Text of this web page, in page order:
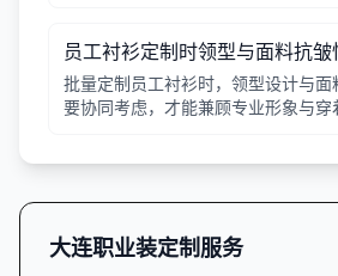
员工衬衫定制时领型与面料抗
批量定制员工衬衫时，领型设计与面
要协同考虑，才能兼顾专业形象与穿
大连职业装定制服务